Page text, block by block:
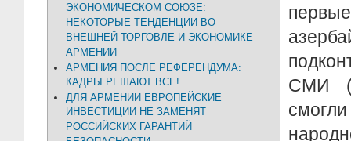
ЭКОНОМИЧЕСКОМ СОЮЗЕ:
НЕКОТОРЫЕ ТЕНДЕНЦИИ ВО
ВНЕШНЕЙ ТОРГОВЛЕ И ЭКОНОМИКЕ
АРМЕНИИ
АРМЕНИЯ ПОСЛЕ РЕФЕРЕНДУМА:
КАДРЫ РЕШАЮТ ВСЕ!
ДЛЯ АРМЕНИИ ЕВРОПЕЙСКИЕ
ИНВЕСТИЦИИ НЕ ЗАМЕНЯТ
РОССИЙСКИХ ГАРАНТИЙ
СМИ